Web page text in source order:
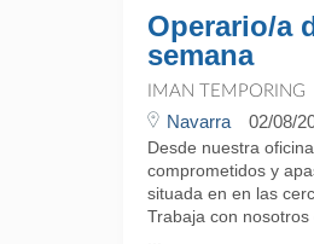
Operario/a
semana
IMAN TEMPORING
Navarra 02/08/
Desde nuestra
comprometidos y
situada en en las
Trabaja con